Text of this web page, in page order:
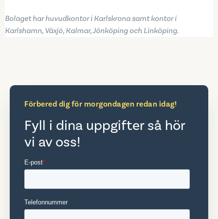
Bolaget har huvudkontor i Karlskrona samt kontor i
Karlshamn, Växjö, Kalmar, Jönköping och Linköping.
Förbered dig för morgondagen redan idag!
Fyll i dina uppgifter så hör
vi av oss!